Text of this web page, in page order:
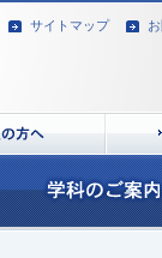
サイトマップ